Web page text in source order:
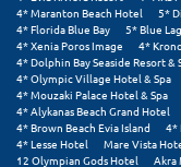
Μέτσοβο
Μήλος
Μονεμβασιά
Μουζάκι
4* Maranton Beach Hotel
5*
4* Florida Blue Bay
5* Blue
4* Xenia Poros Image
4*
4* Dolphin Bay Seaside Resort &
4* Olympic Village Hotel & Spa
4* Mouzaki Palace Hotel & Spa
4* Alykanas Beach Grand Hotel
4* Brown Beach Evia Island
4*
4* Lesse Hotel
Mare Vista
12 Olympian Gods Hotel
Akra